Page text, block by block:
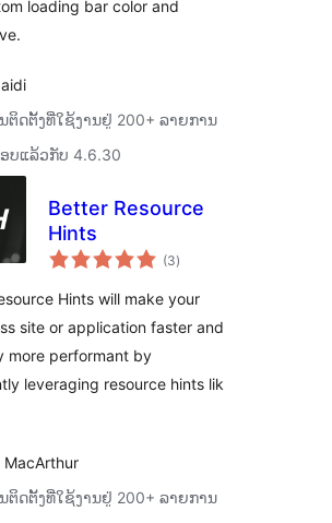
loading bar color and
ຕິດຕັ້ງທີ່ໃຊ້ງານຢູ່ 200+ ລາຍການ
ບແລ້ວກັບ 4.6.30
Better Resource
Hints
(3ຄະແນນ
ທັງໝົດ
)
Hints will make your
site or application faster and
more performant by
leveraging resource hints lik
MacArthur
ຕິດຕັ້ງທີ່ໃຊ້ງານຢູ່ 200+ ລາຍການ